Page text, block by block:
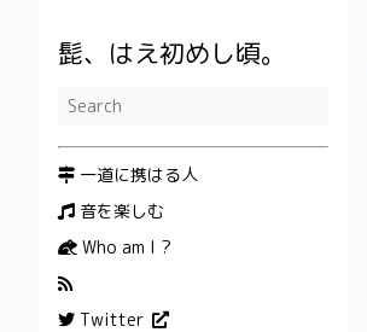
髭、はえ初めし頃。
一道に携はる人
音を楽しむ
Who am I ?
Twitter